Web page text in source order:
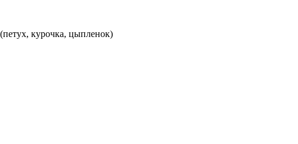
курочка, цыпленок)